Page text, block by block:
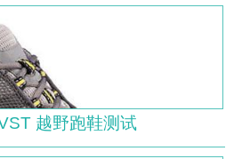
越野跑鞋测试